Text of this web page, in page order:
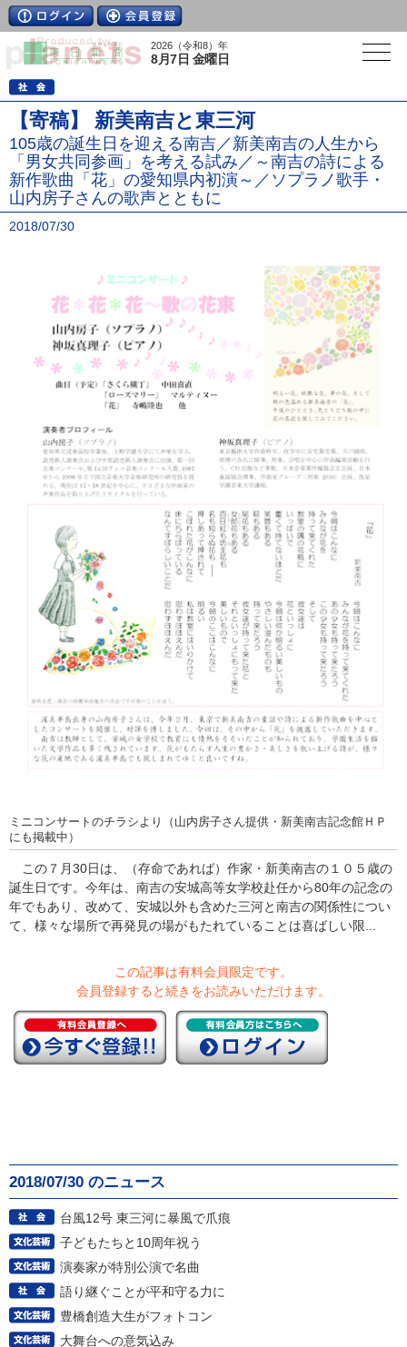
2026（令和8）年
8月7日 金曜日
【寄稿】 新美南吉と東三河
105歳の誕生日を迎える南吉／新美南吉の人生から
「男女共同参画」を考える試み／～南吉の詩による
新作歌曲「花」の愛知県内初演～／ソプラノ歌手・
山内房子さんの歌声とともに
2018/07/30
ミニコンサートのチラシより（山内房子さん提供・新美南吉記念館ＨＰ
にも掲載中）
この７月30日は、（存命であれば）作家・新美南吉の１０５歳の
誕生日です。今年は、南吉の安城高等女学校赴任から80年の記念の
年でもあり、改めて、安城以外も含めた三河と南吉の関係性につい
て、様々な場所で再発見の場がもたれていることは喜ばしい限...
この記事は有料会員限定です。
会員登録すると続きをお読みいただけます。
2018/07/30 のニュース
台風12号 東三河に暴風で爪痕
子どもたちと10周年祝う
演奏家が特別公演で名曲
語り継ぐことが平和守る力に
豊橋創造大生がフォトコン
大舞台への意気込み